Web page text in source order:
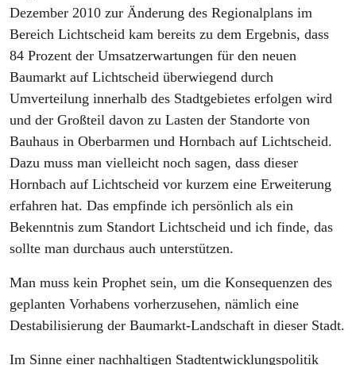
Dezember 2010 zur Änderung des Regionalplans im
Bereich Lichtscheid kam bereits zu dem Ergebnis, dass
84 Prozent der Umsatzerwartungen für den neuen
Baumarkt auf Lichtscheid überwiegend durch
Umverteilung innerhalb des Stadtgebietes erfolgen wird
und der Großteil davon zu Lasten der Standorte von
Bauhaus in Oberbarmen und Hornbach auf Lichtscheid.
Dazu muss man vielleicht noch sagen, dass dieser
Hornbach auf Lichtscheid vor kurzem eine Erweiterung
erfahren hat. Das empfinde ich persönlich als ein
Bekenntnis zum Standort Lichtscheid und ich finde, das
sollte man durchaus auch unterstützen.
Man muss kein Prophet sein, um die Konsequenzen des
geplanten Vorhabens vorherzusehen, nämlich eine
Destabilisierung der Baumarkt-Landschaft in dieser Stadt.
Im Sinne einer nachhaltigen Stadtentwicklungspolitik